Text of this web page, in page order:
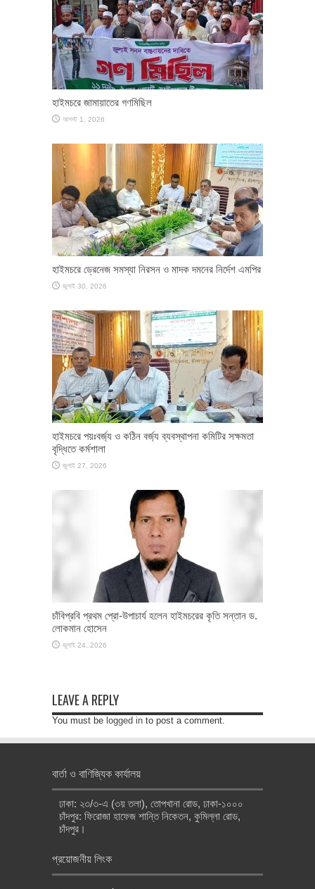
হাইমচরে জামায়াতের গণমিছিল
আগস্ট 1, 2026
হাইমচরে ড্রেনেজ সমস্যা নিরসন ও মাদক দমনের নির্দেশ এমপির
জুলাই 30, 2026
হাইমচরে পয়ঃবর্জ্য ও কঠিন বর্জ্য ব্যবস্থাপনা কমিটির সক্ষমতা
বৃদ্ধিতে কর্মশালা
জুলাই 27, 2026
চাঁবিপ্রবি প্রথম প্রো-উপাচার্য হলেন হাইমচরের কৃতি সন্তান ড.
লোকমান হোসেন
জুলাই 24, 2026
LEAVE A REPLY
You must be logged in to post a comment.
বার্তা ও বাণিজ্যিক কার্যালয়
ঢাকা: ২৩/৩-এ (৩য় তলা), তোপখানা রোড, ঢাকা-১০০০
চাঁদপুর: ফিরোজা হাফেজ শান্তি নিকেতন, কুমিল্লা রোড,
চাঁদপুর।
প্রয়োজনীয় লিংক